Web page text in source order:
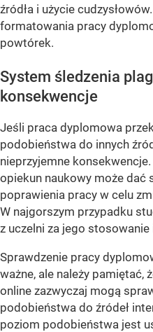
źródła i użycie
formatowania pracy
powtórek.
System śledzenia
konsekwencje
Jeśli praca dyplomowa
podobieństwa do innych
nieprzyjemne
opiekun naukowy może dać
poprawienia pracy w celu
W najgorszym przypadku
z uczelni za jego
Sprawdzenie pracy
ważne, ale należy
online zazwyczaj mogą
podobieństwa do źródeł
poziom podobieństwa jest